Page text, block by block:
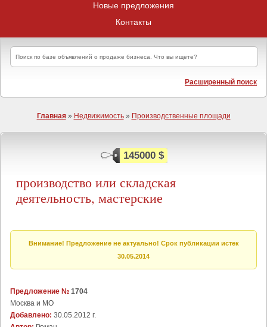
Новые предложения
Контакты
Расширенный поиск
Главная» Недвижимость» Производственные площади
145000 $
производство или складская
деятельность, мастерские
Внимание! Предложение не актуально! Срок публикации истек
30.05.2014
Предложение № 1704
Москва и МО
Добавлено: 30.05.2012 г.